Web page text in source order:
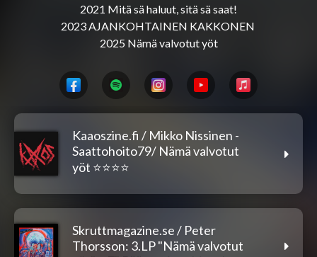
2021 Mitä sä haluut, sitä sä saat!
2023 AJANKOHTAINEN KAKKONEN
2025 Nämä valvotut yöt
Kaaoszine.fi / Mikko Nissinen -
Saattohoito79/ Nämä valvotut
yöt ⭐️⭐️⭐️⭐️
Skruttmagazine.se / Peter
Thorsson: 3.LP "Nämä valvotut